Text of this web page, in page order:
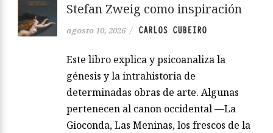
Stefan Zweig como inspiración
agosto 10, 2026 / CARLOS CUBEIRO
Este libro explica y psicoanaliza la
génesis y la intrahistoria de
determinadas obras de arte. Algunas
pertenecen al canon occidental —La
Gioconda, Las Meninas, los frescos de la